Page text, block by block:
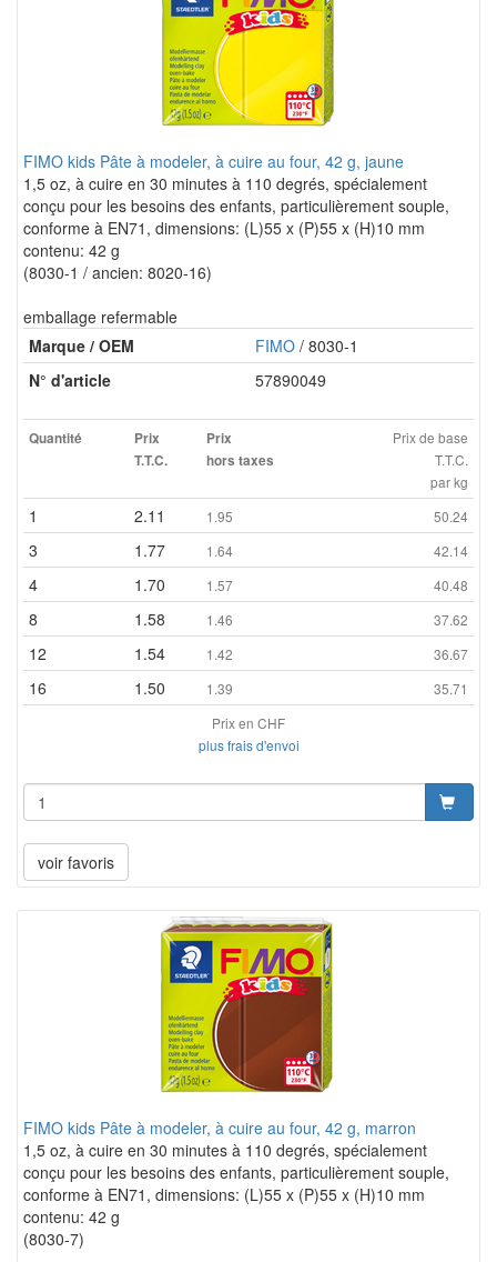
FIMO kids Pâte à modeler, à cuire au four, 42 g, jaune
1,5 oz, à cuire en 30 minutes à 110 degrés, spécialement
conçu pour les besoins des enfants, particulièrement souple,
conforme à EN71, dimensions: (L)55 x (P)55 x (H)10 mm
contenu: 42 g
(8030-1 / ancien: 8020-16)
emballage refermable
Marque / OEM
FIMO / 8030-1
N° d'article
57890049
Quantité
Prix
T.T.C.
Prix
hors taxes
Prix de base
T.T.C.
par kg
1 2.11 1.95 50.24
3 1.77 1.64 42.14
4 1.70 1.57 40.48
8 1.58 1.46 37.62
12 1.54 1.42 36.67
16 1.50 1.39
35.71
Prix en CHF
plus frais d'envoi
voir favoris
FIMO kids Pâte à modeler, à cuire au four, 42 g, marron
1,5 oz, à cuire en 30 minutes à 110 degrés, spécialement
conçu pour les besoins des enfants, particulièrement souple,
conforme à EN71, dimensions: (L)55 x (P)55 x (H)10 mm
contenu: 42 g
(8030-7)